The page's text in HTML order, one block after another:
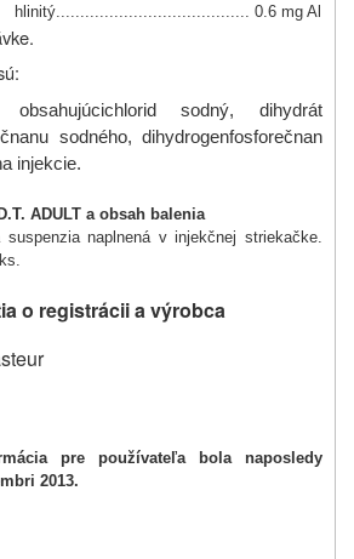
hlinitý........................................ 0.6 mg Al
chlorid sodný, dihydrát
sodného, dihydrogenfosforečnan
injekcie.
ADULT a obsah balenia
naplnená v injekčnej striekačke.
o registrácii a výrobca
pre používateľa bola naposledy
2013.